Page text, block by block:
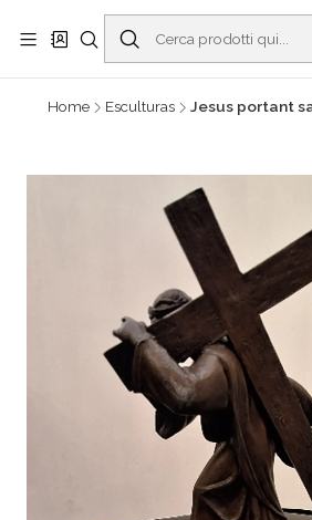
Buscantiguidades - Leilões. Colecionismo e
Castelo -
Read more
Home Esculturas Jesus portant